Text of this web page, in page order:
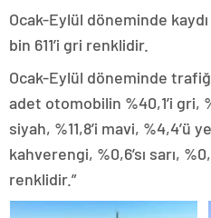
Ocak-Eylül döneminde
bin 611’i gri renklidir.
Ocak-Eylül döneminde
adet otomobilin %40,1’i gri,
siyah, %11,8’i mavi, %4,4’ü
kahverengi, %0,6’sı sarı,
renklidir.”